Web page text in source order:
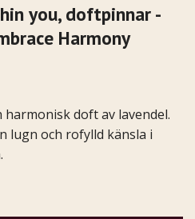
you, doftpinnar -
Harmony
doft av lavendel.
lugn och rofylld känsla i